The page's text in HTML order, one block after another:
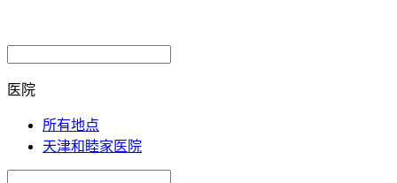
医院
所有地点
天津和睦家医院